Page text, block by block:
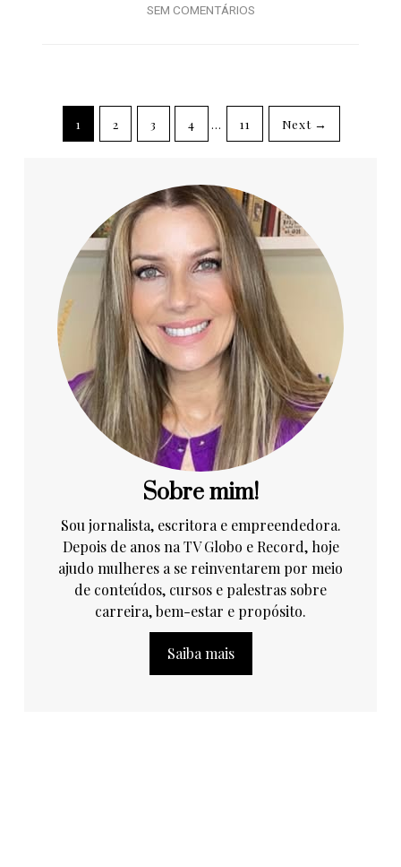
SEM COMENTÁRIOS
1 2 3 4 … 11 Next →
Sobre mim!
Sou jornalista, escritora e empreendedora.
Depois de anos na TV Globo e Record, hoje
ajudo mulheres a se reinventarem por meio
de conteúdos, cursos e palestras sobre
carreira, bem-estar e propósito.
Saiba mais